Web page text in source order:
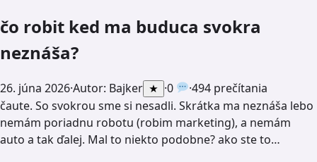
čo robit ked ma buduca svokra
neznáša?
26. júna 2026·Autor: Bajker ★ ·0 ·494 prečítania
čaute. So svokrou sme si nesadli. Skrátka ma neznáša lebo
nemám poriadnu robotu (robim marketing), a nemám
auto a tak ďalej. Mal to niekto podobne? ako ste to…